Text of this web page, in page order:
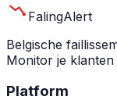
FalingAlert
Belgische
Monitor je
Platform